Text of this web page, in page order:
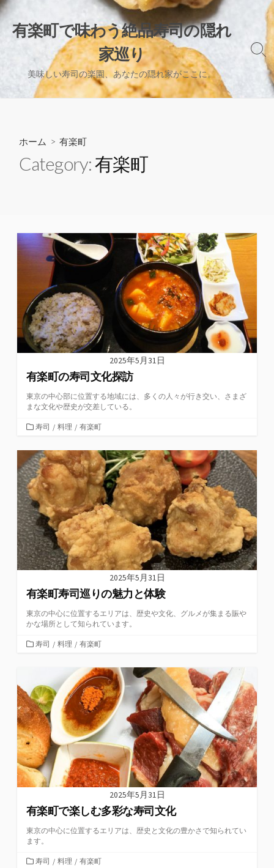
コ
ン
ス
有楽町で味わう絶品寿司の隠れ
家巡り
美味しい寿司の楽園、あなたの隠れ家がここに。
検
索
替
ホーム > 有楽町
Category:有楽町
2025年5月31日
有楽町の寿司文化探訪
東京の中心部に位置する地域には、多くの人々が行き交い、さまざ
まな文化や歴史が交差している。
カ
ゴ
リ
ー
寿司 / 料理 / 有楽町
2025年5月31日
有楽町寿司巡りの魅力と体験
東京の中心に位置するエリアは、歴史や文化、グルメが集まる賑や
かな場所として知られています。
カ
ー
寿司 / 料理 / 有楽町
2025年5月31日
有楽町で楽しむ多彩な寿司文化
東京の中心に位置するエリアは、歴史と文化の豊かさで知られてい
ます。
カ寿司 / 料理 / 有楽町